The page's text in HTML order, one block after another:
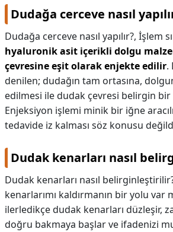
Dudağa cerceve nasıl
Dudağa cerceve nasıl yapılır?, İşlem
hyaluronik asit içerikli dolgu
çevresine eşit olarak enjekte edilir.
denilen; dudağın tam ortasına,
edilmesi ile dudak çevresi belirgin bir
Enjeksiyon işlemi minik bir iğne
tedavide iz kalması söz konusu
Dudak kenarları nasıl
Dudak kenarları nasıl
kenarlarımı kaldırmanın bir yolu var
ilerledikçe dudak kenarları düzleşir,
doğru bakmaya başlar ve ifadenizi